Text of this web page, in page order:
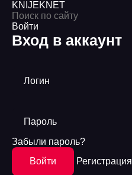
KNIJEKNET
Войти
Вход в аккаунт
Логин
Пароль
Забыли пароль?
Войти
Регистрация